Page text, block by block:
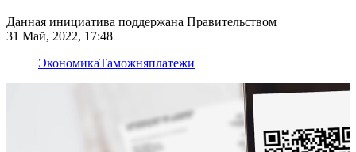
Данная инициатива поддержана Правительством
31 Май, 2022, 17:48
ЭкономикаТаможняплатежи